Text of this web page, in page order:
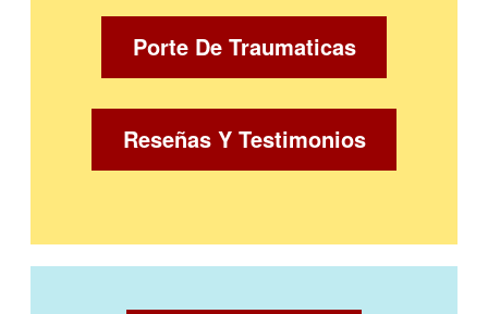
Porte De Traumaticas
Reseñas Y Testimonios